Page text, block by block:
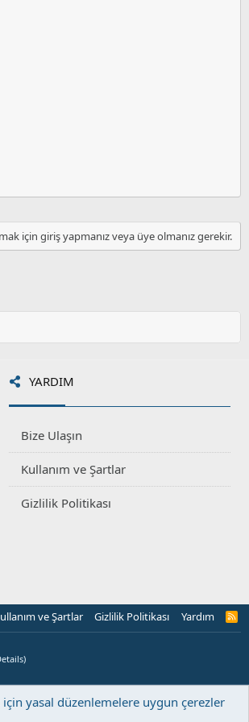
için giriş yapmanız veya üye olmanız gerekir.
YARDIM
Bize Ulaşın
Kullanım ve Şartlar
Gizlilik Politikası
ve Şartlar Gizlilik Politikası Yardım
R
)
yasal düzenlemelere uygun çerezler